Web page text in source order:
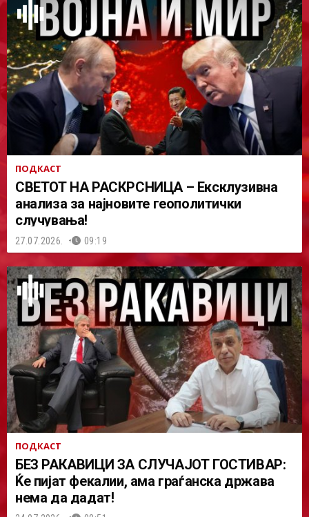
ПОДКАСТ
СВЕТОТ НА РАСКРСНИЦА – Ексклузивна
анализа за најновите геополитички
случувања!
27.07.2026. 09:19
ПОДКАСТ
БЕЗ РАКАВИЦИ ЗА СЛУЧАЈОТ ГОСТИВАР:
Ќе пијат фекалии, ама граѓанска држава
нема да дадат!